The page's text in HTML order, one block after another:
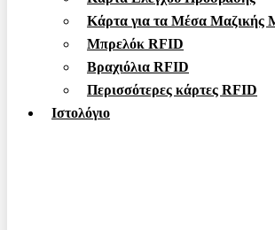
Κάρτα για τα Μέσα Μαζικής
Μπρελόκ RFID
Βραχιόλια RFID
Περισσότερες κάρτες RFID
Ιστολόγιο